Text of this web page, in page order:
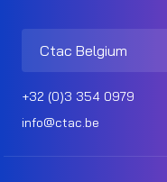
Ctac Belgium
+32 (0)3 354 0979
info@ctac.be